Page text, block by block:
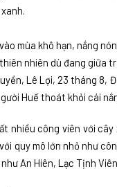
mùa khô hạn, nắng
nhiên dù đang giữa
Lê Lợi, 23 tháng 8,
Huế thoát khỏi cái
nhiều công viên với
quy mô lớn nhỏ như
An Hiên, Lạc Tịnh